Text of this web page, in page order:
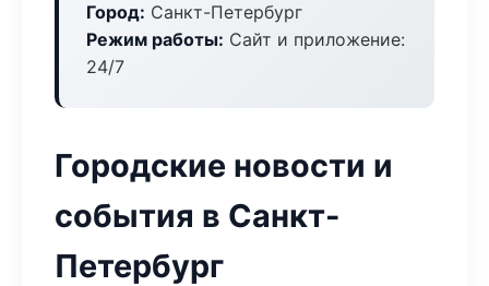
Город: Санкт-Петербург
Режим работы: Сайт и приложение:
24/7
Городские новости и
события в Санкт-
Петербург